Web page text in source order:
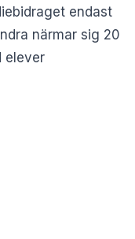
endast
närmar sig 20
elever